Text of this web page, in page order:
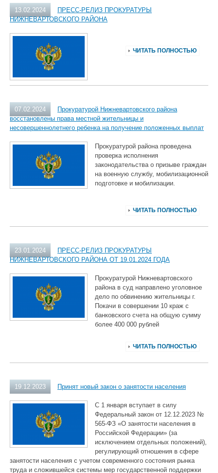
13.02.2024
ПРЕСС-РЕЛИЗ ПРОКУРАТУРЫ
НИЖНЕВАРТОВСКОГО РАЙОНА
ЧИТАТЬ ПОЛНОСТЬЮ
07.02.2024
Прокуратурой Нижневартовского района
восстановлены права местной жительницы и
несовершеннолетнего ребенка на получение положенных выплат
Прокуратурой района проведена
проверка исполнения
законодательства о призыве граждан
на военную службу, мобилизационной
подготовке и мобилизации.
ЧИТАТЬ ПОЛНОСТЬЮ
23.01.2024
ПРЕСС-РЕЛИЗ ПРОКУРАТУРЫ
НИЖНЕВАРТОВСКОГО РАЙОНА ОТ 19.01.2024 ГОДА
Прокуратурой Нижневартовского
района в суд направлено уголовное
дело по обвинению жительницы г.
Покачи в совершении 10 краж с
банковского счета на общую сумму
более 400 000 рублей
ЧИТАТЬ ПОЛНОСТЬЮ
19.12.2023 Принят новый закон о занятости населения
С 1 января вступает в силу
Федеральный закон от 12.12.2023 №
565-ФЗ «О занятости населения в
Российской Федерации» (за
исключением отдельных положений),
регулирующий отношения в сфере
занятости населения с учетом современного состояния рынка
труда и сложившейся системы мер государственной поддержки